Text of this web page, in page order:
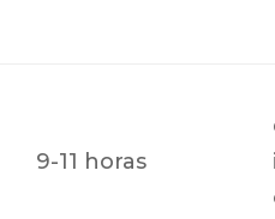
9-11 horas